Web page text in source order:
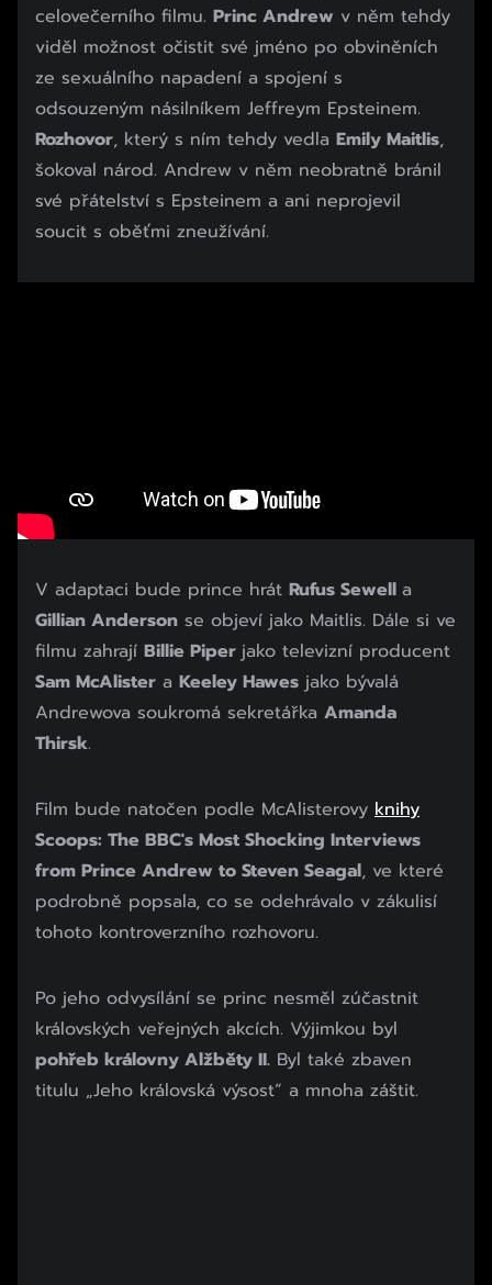
celovečerního filmu. Princ Andrew v něm tehdy
viděl možnost očistit své jméno po obviněních
ze sexuálního napadení a spojení s
odsouzeným násilníkem Jeffreym Epsteinem.
Rozhovor, který s ním tehdy vedla Emily Maitlis,
šokoval národ. Andrew v něm neobratně bránil
své přátelství s Epsteinem a ani neprojevil
soucit s oběťmi zneužívání.
V adaptaci bude prince hrát Rufus Sewell a
Gillian Anderson se objeví jako Maitlis. Dále si ve
filmu zahrají Billie Piper jako televizní producent
Sam McAlister a Keeley Hawes jako bývalá
Andrewova soukromá sekretářka Amanda
Thirsk.
Film bude natočen podle McAlisterovy knihy
Scoops: The BBC's Most Shocking Interviews
from Prince Andrew to Steven Seagal, ve které
podrobně popsala, co se odehrávalo v zákulisí
tohoto kontroverzního rozhovoru.
Začátek reklamy
Konec reklamy
Po jeho odvysílání se princ nesměl zúčastnit
královských veřejných akcích. Výjimkou byl
pohřeb královny Alžběty II. Byl také zbaven
titulu „Jeho královská výsost“ a mnoha záštit.